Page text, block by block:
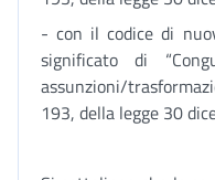
- con il codice di
significato di
assunzioni/
193, della legge 30